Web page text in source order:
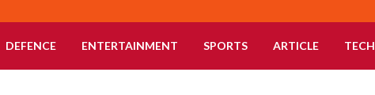
DEFENCE ENTERTAINMENT SPORTS ARTICLE TECH